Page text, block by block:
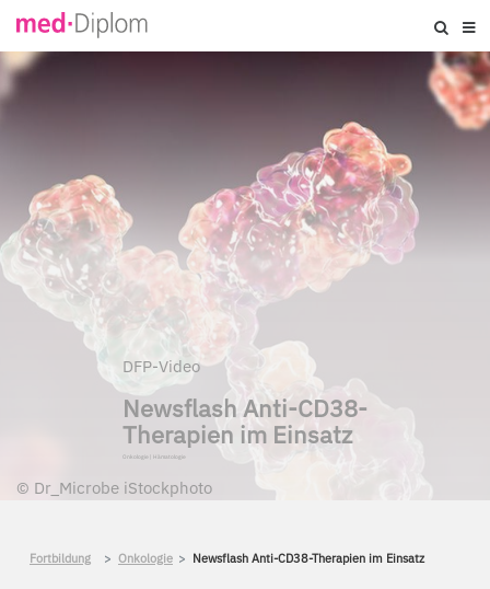
© Dr_Microbe iStockphoto
DFP-Video
Newsflash Anti-CD38-
Therapien im Einsatz
Onkologie| Hämatologie
Fortbildung Onkologie Newsflash Anti-CD38-Therapien im Einsatz